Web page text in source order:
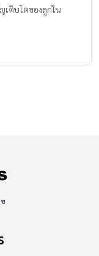
เติบโตของลูกใน
ขา ลูกถึงเจริญขึ้นมา